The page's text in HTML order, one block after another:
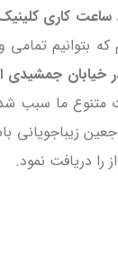
ساعت کاری
بتوانیم
خیابان جمشیدی
ما سبب شده
را دریافت نمود.